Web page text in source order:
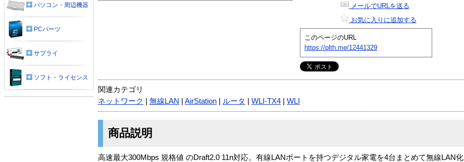
メールでURLを送る
お気に入りに追加する
このページのURL
https://plth.me/12441329
関連カテゴリ
ネットワーク
無線LAN AirStation ルータ WLI-TX4 WLI
商品説明
高速最大300Mbps 規格値 のDraft2.0 11n対応。有線LANポートを持つデジタル家電を4台まとめて無線LAN化
パソコン・周辺機器
PCパーツ
サプライ
ソフト・ライセンス